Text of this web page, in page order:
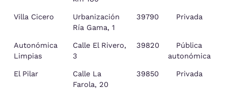
Villa Cicero
Urbanización
Ría Gama, 1
39790 Privada
Autonómica
Limpias
Calle El Rivero,
3
39820
Pública
autonómica
El Pilar
Calle La
Farola, 20
39850 Privada